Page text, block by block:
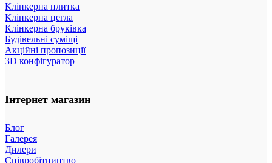
Клінкерна плитка
Клінкерна цегла
Клінкерна бруківка
Будівельні суміщі
Акційні пропозиції
3D конфігуратор
Інтернет магазин
Блог
Галерея
Дилери
Співробітництво